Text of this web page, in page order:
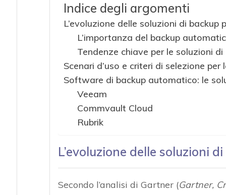
Indice degli argomenti
L’evoluzione delle soluzioni di backup
L’importanza del backup
Tendenze chiave per le soluzioni di
Scenari d’uso e criteri di selezione
Software di backup automatico: le
Veeam
Commvault Cloud
Rubrik
L’evoluzione delle soluzioni
Secondo l’analisi di Gartner (Gartner,